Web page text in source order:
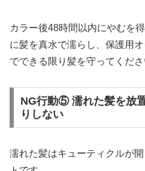
カラー後48時間以内にやむを
に髪を真水で濡らし、保護用
でできる限り髪を守ってくださ
NG行動⑤ 濡れた髪を放
りしない
濡れた髪はキューティクルが